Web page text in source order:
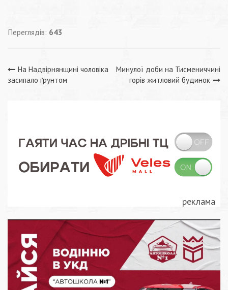
Переглядів: 643
Навігація
На Надвірнянщині чоловіка
засипало ґрунтом
Минулої доби на Тисмениччині
горів житловий будинок